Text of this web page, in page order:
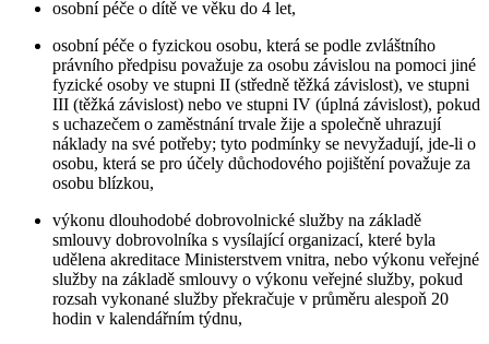
osobní péče o dítě ve věku do 4 let,
osobní péče o fyzickou osobu, která se podle zvláštního
právního předpisu považuje za osobu závislou na pomoci jiné
fyzické osoby ve stupni II (středně těžká závislost), ve stupni
III (těžká závislost) nebo ve stupni IV (úplná závislost), pokud
s uchazečem o zaměstnání trvale žije a společně uhrazují
náklady na své potřeby; tyto podmínky se nevyžadují, jde-li o
osobu, která se pro účely důchodového pojištění považuje za
osobu blízkou,
výkonu dlouhodobé dobrovolnické služby na základě
smlouvy dobrovolníka s vysílající organizací, které byla
udělena akreditace Ministerstvem vnitra, nebo výkonu veřejné
služby na základě smlouvy o výkonu veřejné služby, pokud
rozsah vykonané služby překračuje v průměru alespoň 20
hodin v kalendářním týdnu,